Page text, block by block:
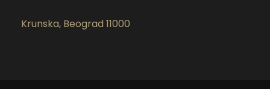
Krunska, Beograd 11000